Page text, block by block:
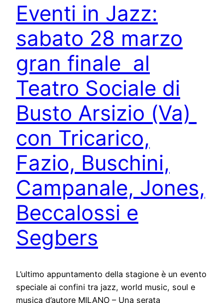
Eventi in Jazz:
sabato 28 marzo
gran finale al
Teatro Sociale di
Busto Arsizio (Va)
con Tricarico,
Fazio, Buschini,
Campanale, Jones,
Beccalossi e
Segbers
L’ultimo appuntamento della stagione è un evento
speciale ai confini tra jazz, world music, soul e
musica d’autore MILANO – Una serata